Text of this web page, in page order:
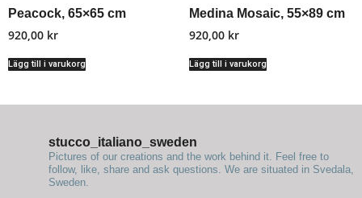
Peacock, 65×65 cm
920,00 kr
Lägg till i varukorg
Medina Mosaic, 55×89 cm
920,00 kr
Lägg till i varukorg
stucco_italiano_sweden
Pictures of our creations and the work behind it. Feel free to
follow, like, share and ask questions. We are situated in Svedala,
Sweden.